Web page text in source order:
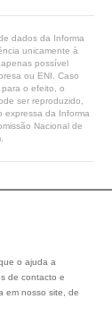
dados da Informa
unicamente à
possível
ou ENI. Caso
o efeito, o
ser reproduzido,
expressa da Informa
Nacional de
o ajuda a
de contacto e
em nosso site, de